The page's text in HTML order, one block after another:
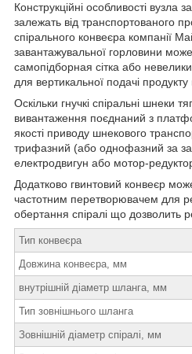
Конструкційні особливості вузла
залежать від транспортованого
спірального конвеєра компанії
завантажувальної горловини
самопідборная сітка або
для вертикальної подачі продукту
Оскільки гнучкі спіральні шнеки
вивантаження поєднаний з
якості приводу шнекового
трифазний (або однофазний за
електродвигун або мотор-
Додатково гвинтовий конвеєр
частотним перетворювачем для
обертання спіралі що дозволить
Тип конвеєра
Довжина конвеєра, мм
внутрішній діаметр шланга, мм
Тип зовнішнього шланга
Зовнішній діаметр спіралі, мм